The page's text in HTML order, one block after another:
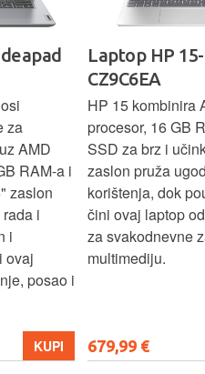
za
AMD
RAM-a i
zaslon
i
i
ovaj
posao i
KUPI
Laptop HP
CZ9C6EA
HP 15 kombinira
procesor, 16 GB
SSD za brz i
zaslon pruža
korištenja, dok
čini ovaj laptop
za svakodnevne
multimediju.
679,99 €